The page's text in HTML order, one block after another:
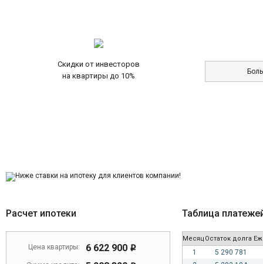
Скидки от инвесторов
на квартиры до 10%
Расчет ипотеки
Цена квартиры: 6 622 900 i
Таблица
Месяц Остаток долга
1
5 290 781